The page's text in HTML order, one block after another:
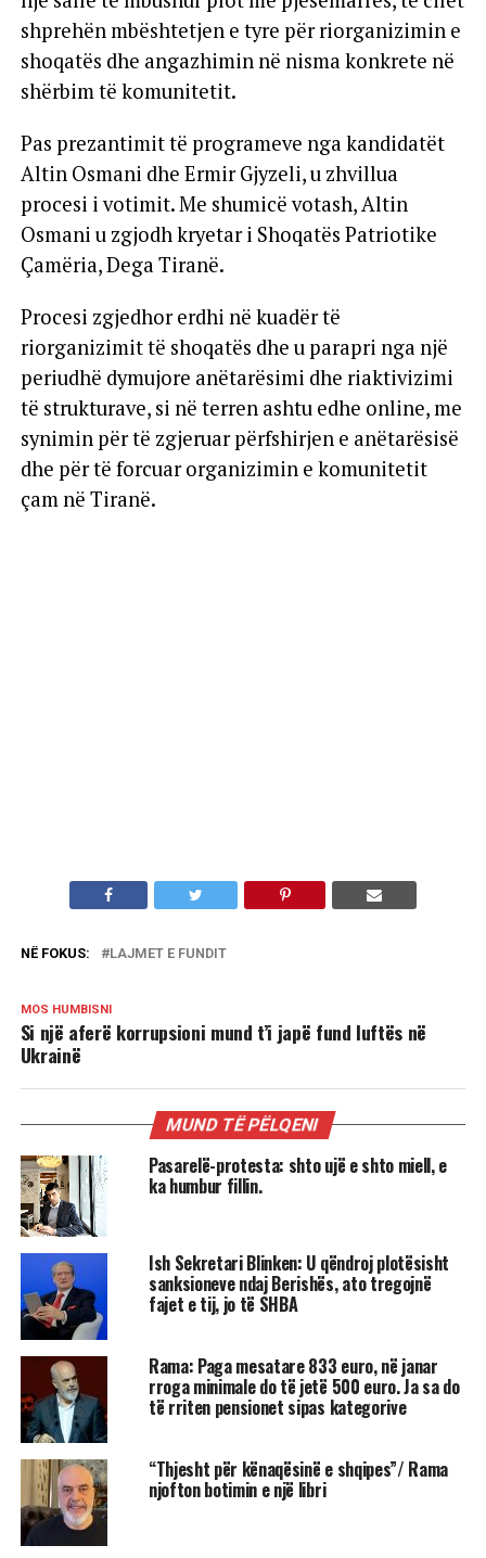
shprehën mbështetjen e tyre për riorganizimin e
shoqatës dhe angazhimin në nisma konkrete në
shërbim të komunitetit.
Pas prezantimit të programeve nga kandidatët
Altin Osmani dhe Ermir Gjyzeli, u zhvillua
procesi i votimit. Me shumicë votash, Altin
Osmani u zgjodh kryetar i Shoqatës Patriotike
Çamëria, Dega Tiranë.
Procesi zgjedhor erdhi në kuadër të
riorganizimit të shoqatës dhe u parapri nga një
periudhë dymujore anëtarësimi dhe riaktivizimi
të strukturave, si në terren ashtu edhe online, me
synimin për të zgjeruar përfshirjen e anëtarësisë
dhe për të forcuar organizimin e komunitetit
çam në Tiranë.
NË FOKUS: LAJMET E FUNDIT
MOS HUMBISNI
Si një aferë korrupsioni mund t’i japë fund luftës në
Ukrainë
MUND TË PËLQENI
Pasarelë-protesta: shto ujë e shto miell, e
ka humbur fillin.
Ish Sekretari Blinken: U qëndroj plotësisht
sanksioneve ndaj Berishës, ato tregojnë
fajet e tij, jo të SHBA
Rama: Paga mesatare 833 euro, në janar
rroga minimale do të jetë 500 euro. Ja sa do
të rriten pensionet sipas kategorive
“Thjesht për kënaqësinë e shqipes”/ Rama
njofton botimin e një libri